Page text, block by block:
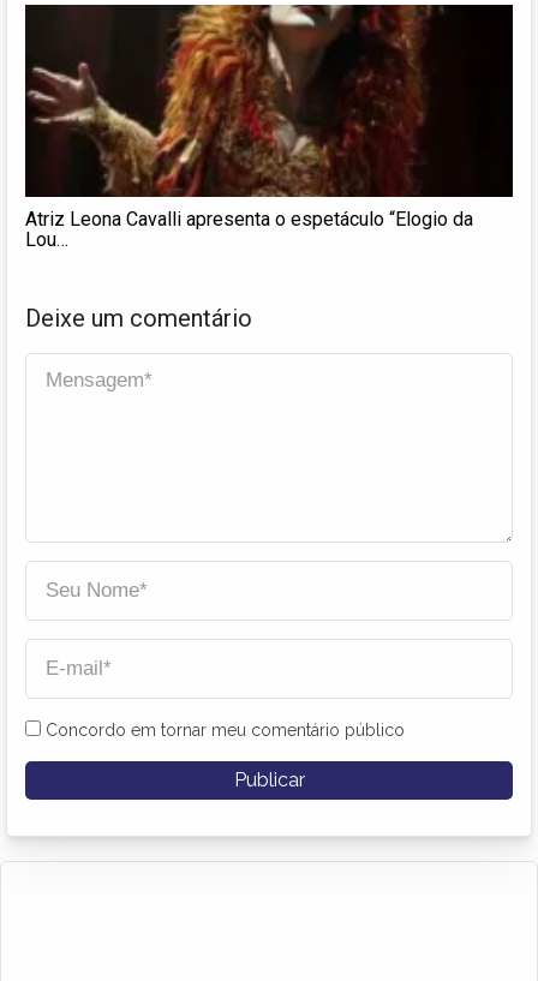
Atriz Leona Cavalli apresenta o espetáculo “Elogio da
Lou…
Deixe um comentário
Concordo em tornar meu comentário público